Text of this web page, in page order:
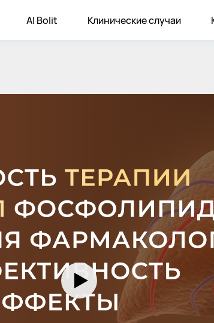
AI Bolit Клинические случаи